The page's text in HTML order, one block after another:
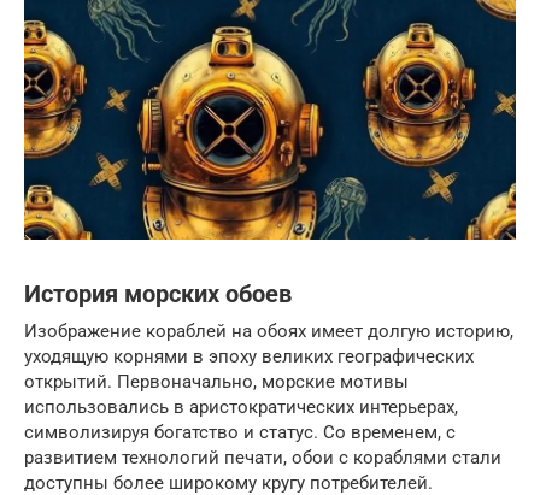
История морских обоев
Изображение кораблей на обоях имеет долгую историю,
уходящую корнями в эпоху великих географических
открытий. Первоначально, морские мотивы
использовались в аристократических интерьерах,
символизируя богатство и статус. Со временем, с
развитием технологий печати, обои с кораблями стали
доступны более широкому кругу потребителей.